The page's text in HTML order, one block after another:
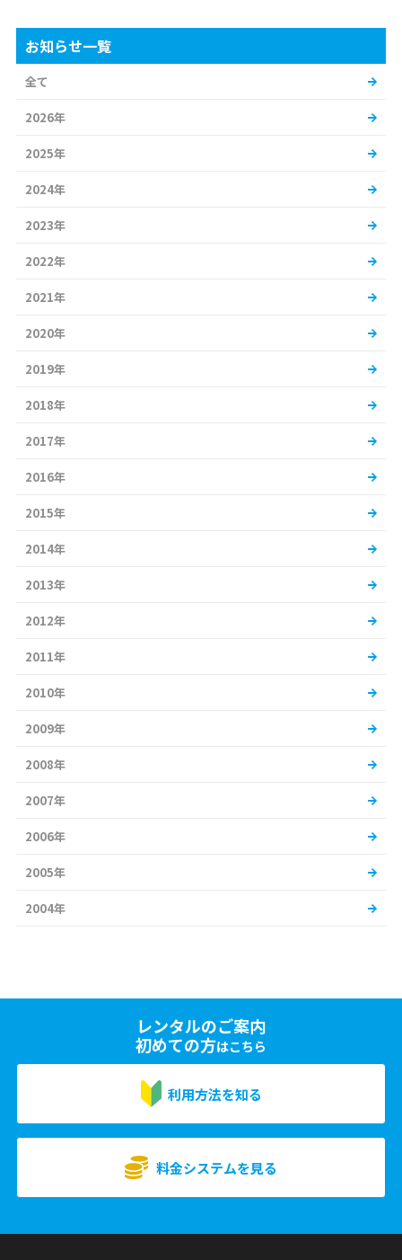
お知らせ一覧
全て
2026年
2025年
2024年
2023年
2022年
2021年
2020年
2019年
2018年
2017年
2016年
2015年
2014年
2013年
2012年
2011年
2010年
2009年
2008年
2007年
2006年
2005年
2004年
レンタルのご案内
初めての方はこちら
利用方法を知る
料金システムを見る